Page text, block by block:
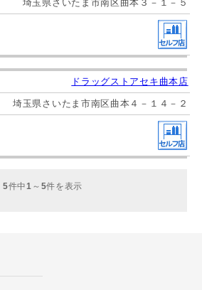
埼玉県さいたま市南区曲本３－１－５
ドラッグストアセキ曲本店
埼玉県さいたま市南区曲本４－１４－２
5件中 1 ～ 5件を表示